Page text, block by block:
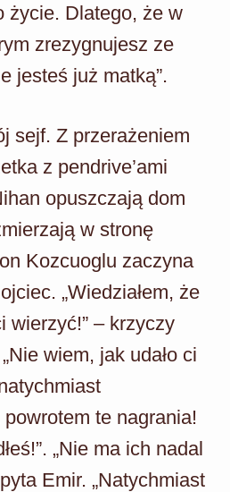
życie. Dlatego, że w
zrezygnujesz ze
jesteś już matką”.
sejf. Z przerażeniem
z pendrive’ami
opuszczają dom
w stronę
Kozcuoglu zaczyna
„Wiedziałem, że
wierzyć!” – krzyczy
wiem, jak udało ci
te nagrania!
„Nie ma ich nadal
Emir. „Natychmiast